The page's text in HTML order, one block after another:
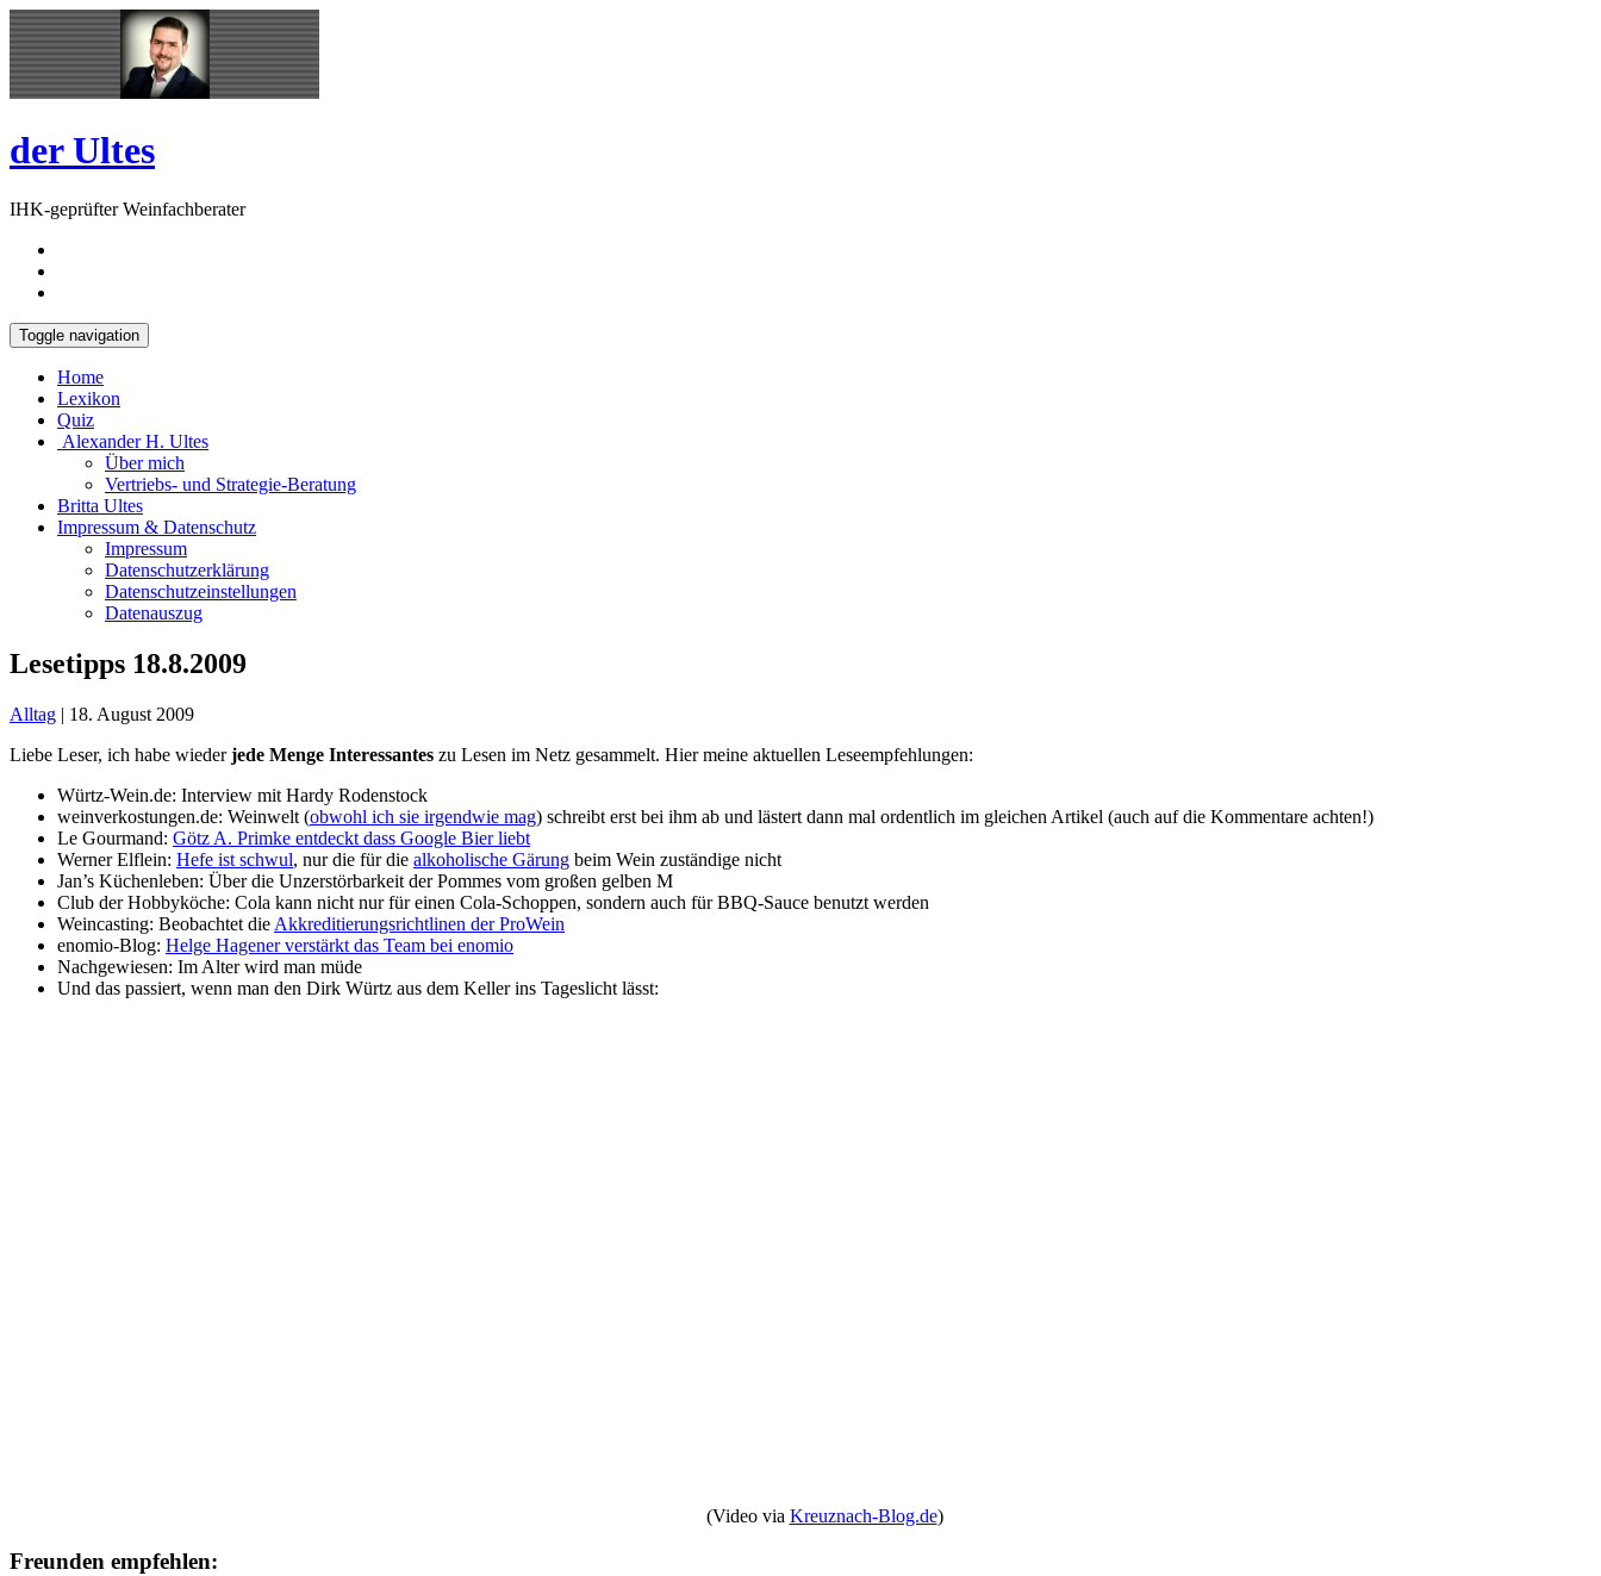
Skip
to
content
Open
Sidebar
der Ultes
IHK-geprüfter Weinfachberater
Toggle navigation
Home
Lexikon
Quiz
Alexander H. Ultes
Über mich
Vertriebs- und Strategie-Beratung
Britta Ultes
Impressum & Datenschutz
Impressum
Datenschutzerklärung
Datenschutzeinstellungen
Datenauszug
Lesetipps 18.8.2009
Alltag | 18. August 2009
Liebe Leser, ich habe wiederjede Menge Interessantes zu Lesen im Netz gesammelt. Hier meine aktuellen Leseempfehlungen:
Würtz-Wein.de: Interview mit Hardy Rodenstock
weinverkostungen.de: Weinwelt (obwohl ich sie irgendwie mag) schreibt erst bei ihm ab und lästert dann mal ordentlich im gleichen Artikel (auch auf die Kommentare achten!)
Le Gourmand: Götz A. Primke entdeckt dass Google Bier liebt
Werner Elflein: Hefe ist schwul, nur die für die alkoholische Gärung beim Wein zuständige nicht
Jan’s Küchenleben: Über die Unzerstörbarkeit der Pommes vom großen gelben M
Club der Hobbyköche: Cola kann nicht nur für einen Cola-Schoppen, sondern auch für BBQ-Sauce benutzt werden
Weincasting: Beobachtet die Akkreditierungsrichtlinen der ProWein
enomio-Blog: Helge Hagener verstärkt das Team bei enomio
Nachgewiesen: Im Alter wird man müde
Und das passiert, wenn man den Dirk Würtz aus dem Keller ins Tageslicht lässt:
(Video via Kreuznach-Blog.de)
Freunden empfehlen: